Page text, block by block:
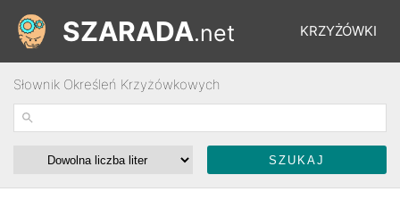
KRZYŻÓWKI
ŁAMIGŁÓWKI
SZARADA.net
Słownik Określeń Krzyżówkowych